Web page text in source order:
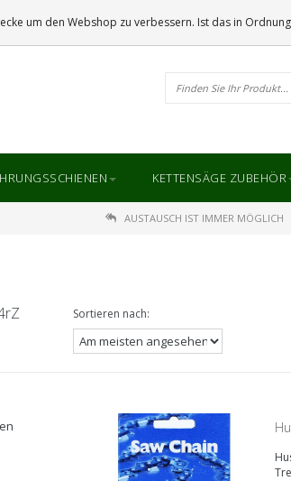
KETTENSÄGE ZUBEHÖR
AUSTAUSCH IST IMMER MÖGLICH
Sortieren nach:
um den Webshop zu verbessern. Ist das in